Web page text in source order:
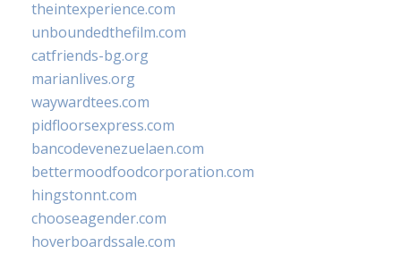
theintexperience.com
unboundedthefilm.com
catfriends-bg.org
marianlives.org
waywardtees.com
pidfloorsexpress.com
bancodevenezuelaen.com
bettermoodfoodcorporation.com
hingstonnt.com
chooseagender.com
hoverboardssale.com